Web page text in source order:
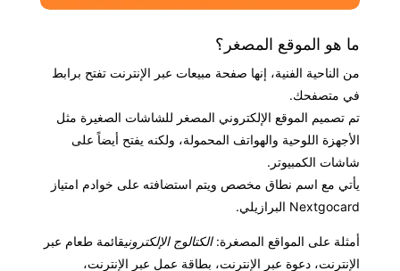
ما هو الموقع المصغر؟
من الناحية الفنية، إنها صفحة مبيعات عبر الإنترنت تفتح برابط
في متصفحك.
تم تصميم الموقع الإلكتروني المصغر للشاشات الصغيرة مثل
الأجهزة اللوحية والهواتف المحمولة، ولكنه يفتح أيضاً على
شاشات الكمبيوتر.
يأتي مع اسم نطاق مخصص ويتم استضافته على خوادم امتياز
Nextgocard البرازيلي.
أمثلة على المواقع المصغرة:الكتالوج الإلكترونيقائمة طعام عبر
الإنترنت، دعوة عبر الإنترنت، بطاقة عمل عبر الإنترنت،